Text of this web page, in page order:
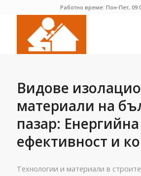
Работно време: Пон-Пет,
Видове
материали на
пазар: Eнергийна
ефективност и
Технологии и материали в